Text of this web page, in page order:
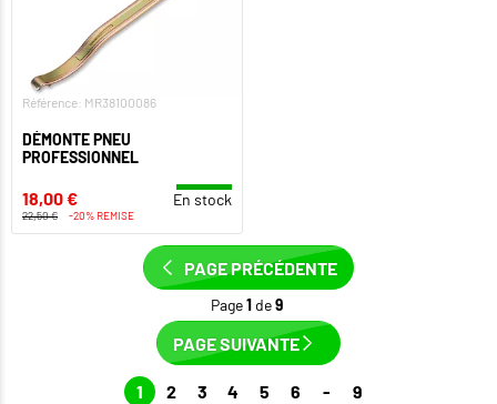
Référence: MR38100086
DÉMONTE PNEU
PROFESSIONNEL
18,00 € En stock
22,50 € -20% REMISE
PAGE PRÉCÉDENTE
Page1 de9
PAGE SUIVANTE
1 2 3 4 5 6 - 9